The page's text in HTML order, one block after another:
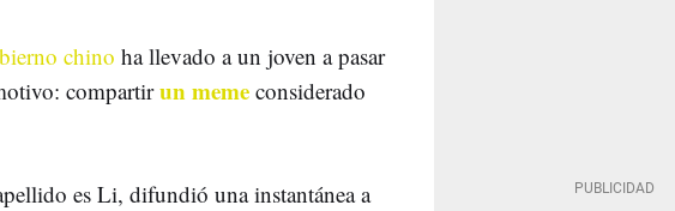
chino ha llevado a un joven a pasar
compartirun meme considerado
es Li, difundió una instantánea a